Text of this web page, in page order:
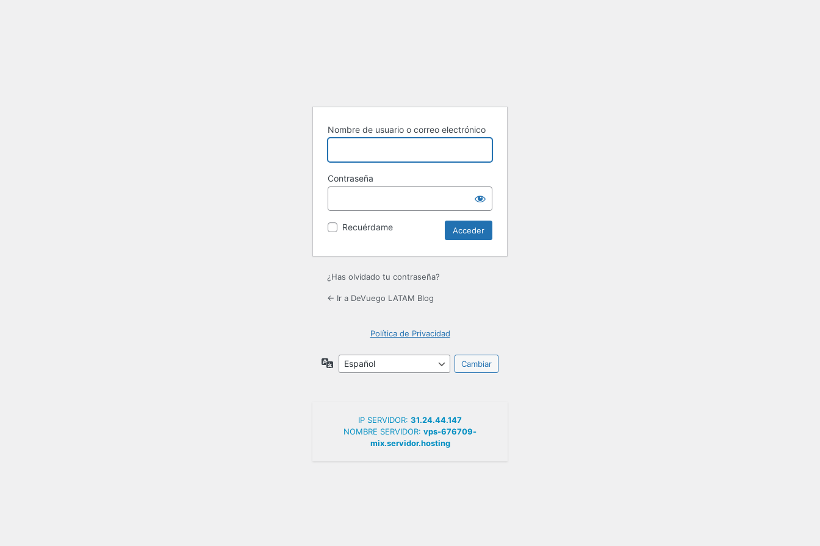
Nombre de usuario o correo electrónico
Contraseña
Recuérdame
¿Has olvidado tu contraseña?
← Ir a DeVuego LATAM Blog
Política de Privacidad
Idioma
IP SERVIDOR: 31.24.44.147
NOMBRE SERVIDOR: vps-676709-
mix.servidor.hosting